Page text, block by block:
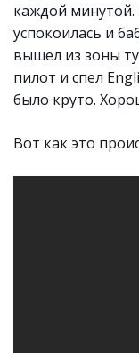
каждой
успокоилась и
вышел из зоны
пилот и спел
было круто.
Вот как это